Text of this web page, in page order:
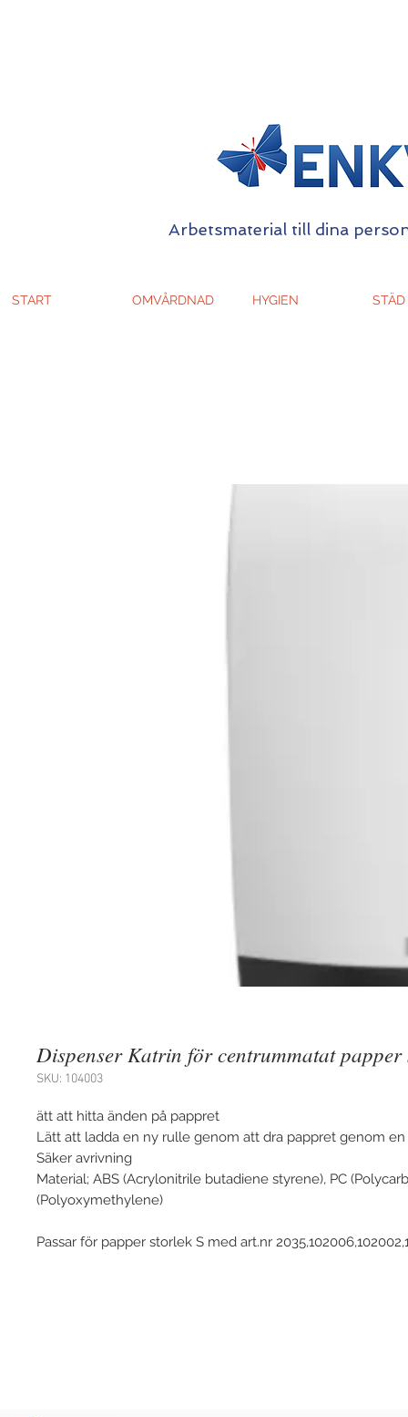
Arbetsmaterial till dina
START OMVÅRDNAD HYGIEN STÄD
Dispenser Katrin för centrummatat papper
SKU: 104003
ätt att hitta änden på pappret
Lätt att ladda en ny rulle genom att dra pappret genom en
Säker avrivning
Material; ABS (Acrylonitrile butadiene styrene), PC
(Polyoxymethylene)
Passar för papper storlek S med art.nr